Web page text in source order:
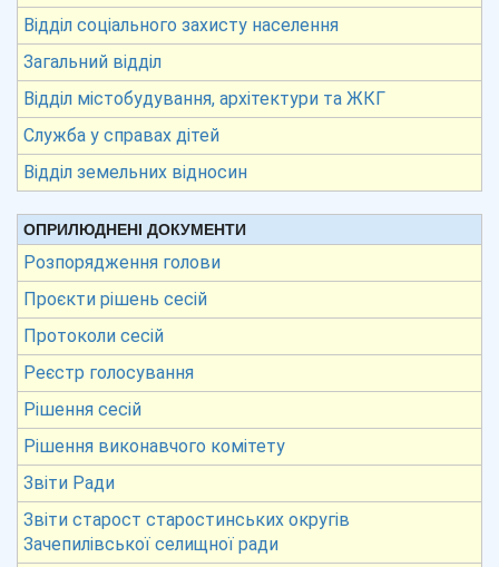
Відділ соціального захисту населення
Загальний відділ
Відділ містобудування, архітектури та ЖКГ
Служба у справах дітей
Відділ земельних відносин
ОПРИЛЮДНЕНІ ДОКУМЕНТИ
Розпорядження голови
Проєкти рішень сесій
Протоколи сесій
Реєстр голосування
Рішення сесій
Рішення виконавчого комітету
Звіти Ради
Звіти старост старостинських округів
Зачепилівської селищної ради